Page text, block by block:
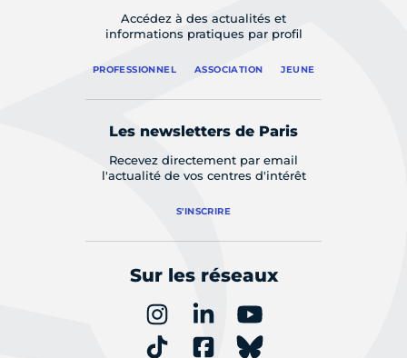
Accédez à des actualités et
informations pratiques par profil
PROFESSIONNEL ASSOCIATION JEUNE
Les newsletters de Paris
Recevez directement par email
l'actualité de vos centres d'intérêt
S'INSCRIRE
Sur les réseaux